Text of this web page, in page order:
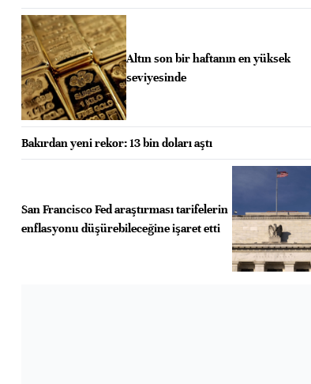
Altın son bir haftanın en yüksek
seviyesinde
Bakırdan yeni rekor: 13 bin doları aştı
San Francisco Fed araştırması tarifelerin
enflasyonu düşürebileceğine işaret etti